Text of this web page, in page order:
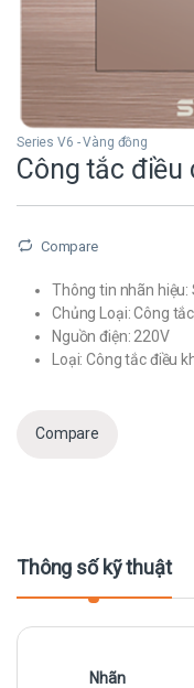
Series V6 - Vàng đồng
Công tắc điều
Compare
Thông tin nhãn hiệu:
Chủng Loại: Công
Nguồn điện: 220V
Loại: Công tắc điều
Compare
Thông số kỹ thuật
Nhãn